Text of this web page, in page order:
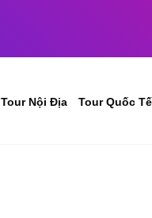
Tour Nội Địa Tour Quốc Tế